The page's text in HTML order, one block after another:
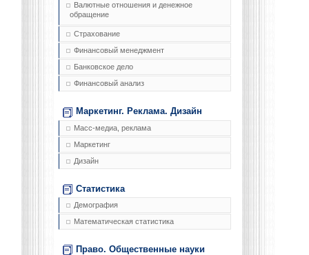
Валютные отношения и денежное
обращение
Страхование
Финансовый менеджмент
Банковское дело
Финансовый анализ
Маркетинг. Реклама. Дизайн
Масс-медиа, реклама
Маркетинг
Дизайн
Статистика
Демография
Математическая статистика
Право. Общественные науки